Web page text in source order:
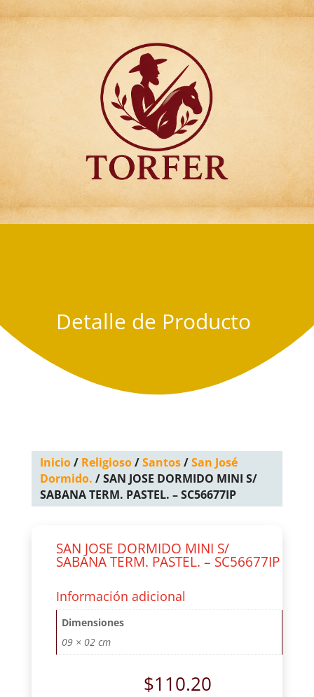
Articulos para
Regalo Torfer.
Detalle de Producto
Inicio/ Religioso/Santos/San José
Dormido. / SAN JOSE DORMIDO MINI S/
SABANA TERM. PASTEL. – SC56677IP
SAN JOSE DORMIDO MINI S/
SABANA TERM. PASTEL. – SC56677IP
Información adicional
Dimensiones
09 × 02 cm
$110.20